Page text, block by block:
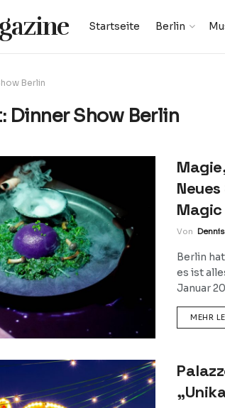
Startseite Berlin
Berlin
Dinner Show Berlin
Magic
Von Dennis
Berlin
es ist
Januar
MEHR